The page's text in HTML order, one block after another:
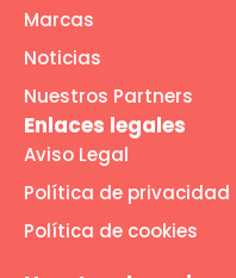
Marcas
Noticias
Nuestros Partners
Enlaces legales
Aviso Legal
Política de privacidad
Política de cookies